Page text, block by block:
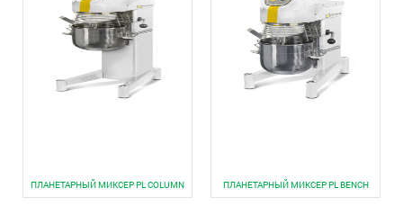
ПЛАНЕТАРНЫЙ МИКСЕР PL COLUMN ПЛАНЕТАРНЫЙ МИКСЕР PL BENCH